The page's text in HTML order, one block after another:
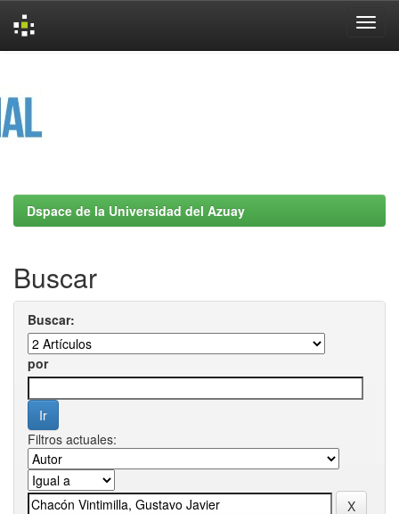
Dspace de la Universidad del Azuay
Buscar
Buscar:
por
Filtros actuales: